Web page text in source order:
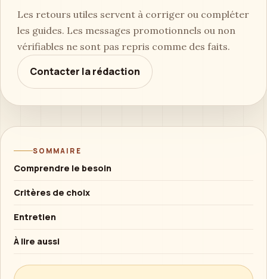
Les retours utiles servent à corriger ou compléter
les guides. Les messages promotionnels ou non
vérifiables ne sont pas repris comme des faits.
Contacter la rédaction
SOMMAIRE
Comprendre le besoin
Critères de choix
Entretien
À lire aussi